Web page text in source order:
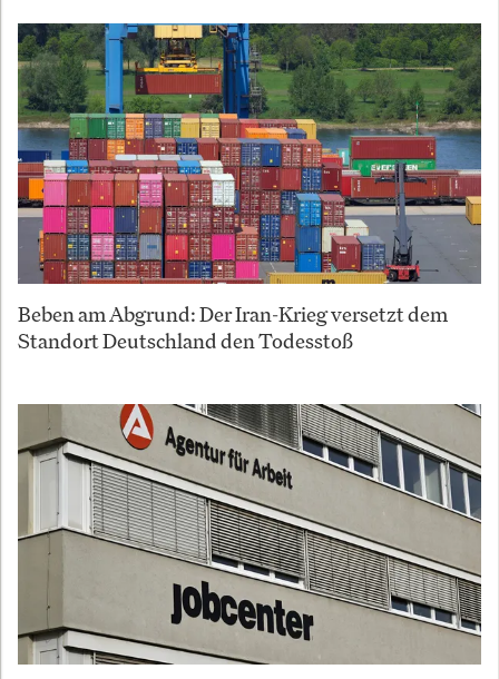
Beben am Abgrund: Der Iran-Krieg versetzt dem
Standort Deutschland den Todesstoß